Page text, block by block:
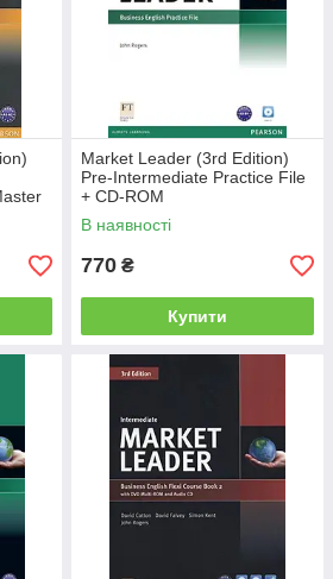
Unit 7– Unit 12 учебника и
тетради.
уроки
Working Across Cultures:
материалы из аутентичных
подход, благодаря
завоевал широкую популярность
деловому английскому
ситуацій (Case study) дає
вживати мову і використовувати
реальні бізнес-проблеми.
матеріали.
містяться аудіо до
ресурси на веб-сайті
Market Leader (3rd Edition)
Pre-Intermediate Practice File
+ CD-ROM
В наявності
770 ₴
Купити